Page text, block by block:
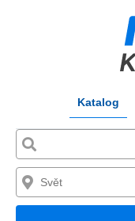
Katalog